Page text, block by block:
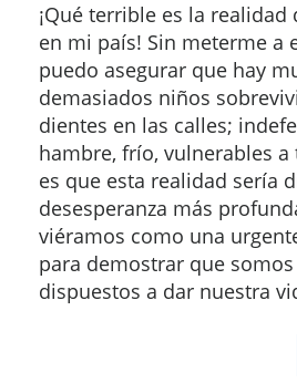
¡Qué terrible es la
en mi país! Sin meterme a
puedo asegurar que hay
demasiados niños
dientes en las calles;
hambre, frío, vulnerables a
es que esta realidad sería
desesperanza más
viéramos como una
para demostrar que
dispuestos a dar nuestra